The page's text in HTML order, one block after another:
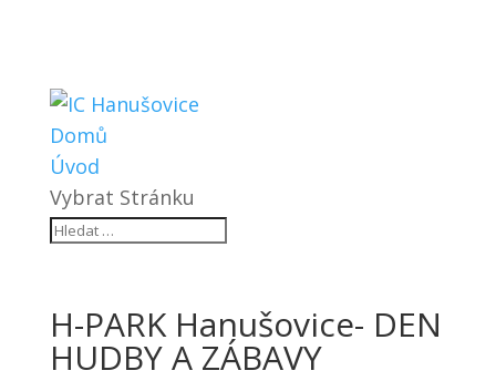
Domů
Úvod
Vybrat Stránku
H-PARK Hanušovice- DEN
HUDBY A ZÁBAVY